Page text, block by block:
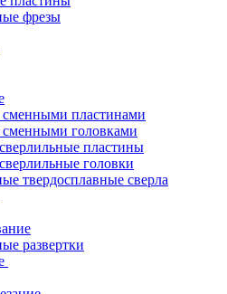
фрезы
сменными пластинами
сменными головками
пластины
головки
твердосплавные сверла
развертки